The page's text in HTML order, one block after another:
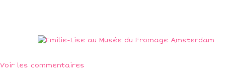
Voir les commentaires